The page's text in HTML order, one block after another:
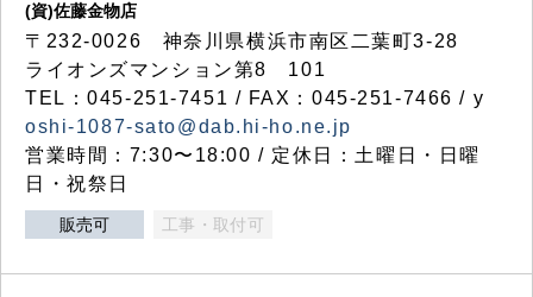
(資)佐藤金物店
〒232-0026 神奈川県横浜市南区二葉町3-28
ライオンズマンション第8 101
TEL：045-251-7451 / FAX：045-251-7466 / y
oshi-1087-sato@dab.hi-ho.ne.jp
営業時間：7:30〜18:00 / 定休日：土曜日・日曜
日・祝祭日
販売可 工事・取付可